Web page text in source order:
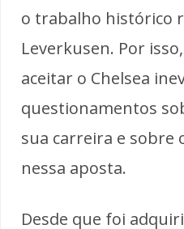
o trabalho histórico
Leverkusen. Por
aceitar o Chelsea
questionamentos
sua carreira e sobre
nessa aposta.
Desde que foi